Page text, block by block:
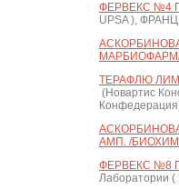
ФЕРВЕКС №4
UPSA ),
ТЕРАФЛЮ
(Новартис
АМП. /
ФЕРВЕКС №8
Лаборатории